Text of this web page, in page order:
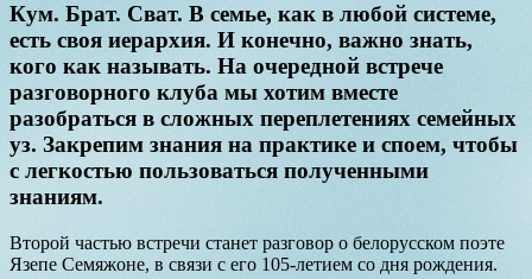
Кум. Брат. Сват. В семье, как в любой системе,
есть своя иерархия. И конечно, важно знать,
кого как называть. На очередной встрече
разговорного клуба мы хотим вместе
разобраться в сложных переплетениях семейных
уз. Закрепим знания на практике и споем, чтобы
с легкостью пользоваться полученными
знаниям.
Второй частью встречи станет разговор о белорусском поэте
Язепе Семяжоне, в связи с его 105-летием со дня рождения.